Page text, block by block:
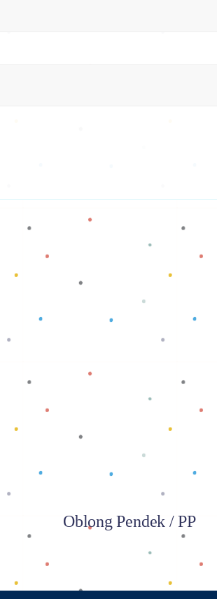
Baca selengkapnya
Oblong Pendek / PP